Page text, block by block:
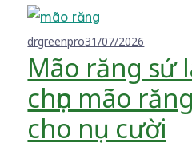
drgreenpro31/07/2026
Mão răng sứ
chọn mão
cho nụ cười